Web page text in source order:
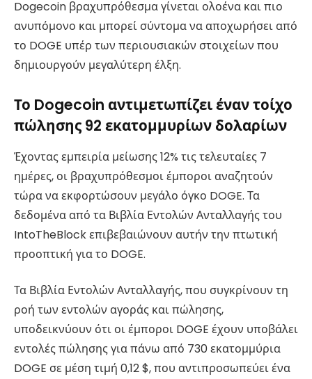
Dogecoin βραχυπρόθεσμα γίνεται ολοένα και πιο
ανυπόμονο και μπορεί σύντομα να αποχωρήσει από
το DOGE υπέρ των περιουσιακών στοιχείων που
δημιουργούν μεγαλύτερη έλξη.
Το Dogecoin αντιμετωπίζει έναν τοίχο
πώλησης 92 εκατομμυρίων δολαρίων
Έχοντας εμπειρία μείωσης 12% τις τελευταίες 7
ημέρες, οι βραχυπρόθεσμοι έμποροι αναζητούν
τώρα να εκφορτώσουν μεγάλο όγκο DOGE. Τα
δεδομένα από τα Βιβλία Εντολών Ανταλλαγής του
IntoTheBlock επιβεβαιώνουν αυτήν την πτωτική
προοπτική για το DOGE.
Τα Βιβλία Εντολών Ανταλλαγής, που συγκρίνουν τη
ροή των εντολών αγοράς και πώλησης,
υποδεικνύουν ότι οι έμποροι DOGE έχουν υποβάλει
εντολές πώλησης για πάνω από 730 εκατομμύρια
DOGE σε μέση τιμή 0,12 $, που αντιπροσωπεύει ένα